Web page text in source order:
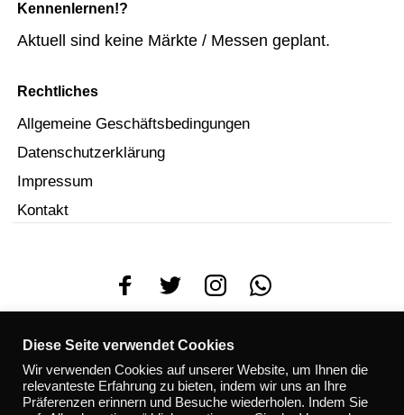
Kennenlernen!?
Aktuell sind keine Märkte / Messen geplant.
Rechtliches
Allgemeine Geschäftsbedingungen
Datenschutzerklärung
Impressum
Kontakt
© 2023Jux & Dollerei. Mit
Diese Seite verwendet Cookies
Wir verwenden Cookies auf unserer Website, um Ihnen die
relevanteste Erfahrung zu bieten, indem wir uns an Ihre
Präferenzen erinnern und Besuche wiederholen. Indem Sie